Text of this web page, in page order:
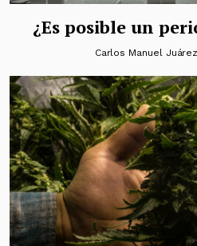
¿Es posible un
Carlos Manuel Juárez